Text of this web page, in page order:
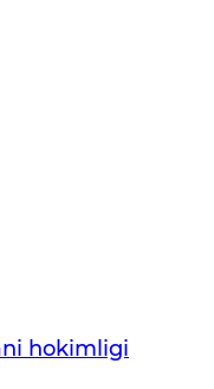
hokimligi